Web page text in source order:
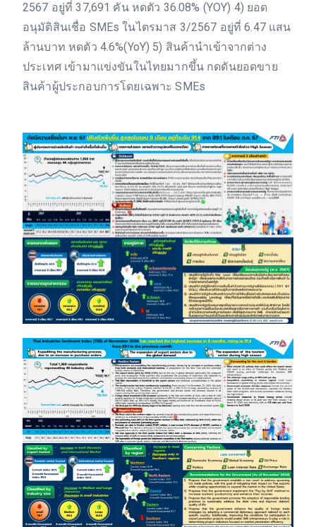
2567 อยู่ที่ 37,691 คัน หดตัว 36.08% (YOY) 4) ยอด
อนุมัติสินเชื่อ SMEs ในไตรมาส 3/2567 อยู่ที่ 6.47 แสน
ล้านบาท หดตัว 4.6%(YoY) 5) สินค้านำเข้าจากต่าง
ประเทศ เข้ามาแข่งขันในไทยมากขึ้น กดดันยอดขาย
สินค้าผู้ประกอบการโดยเฉพาะ SMEs